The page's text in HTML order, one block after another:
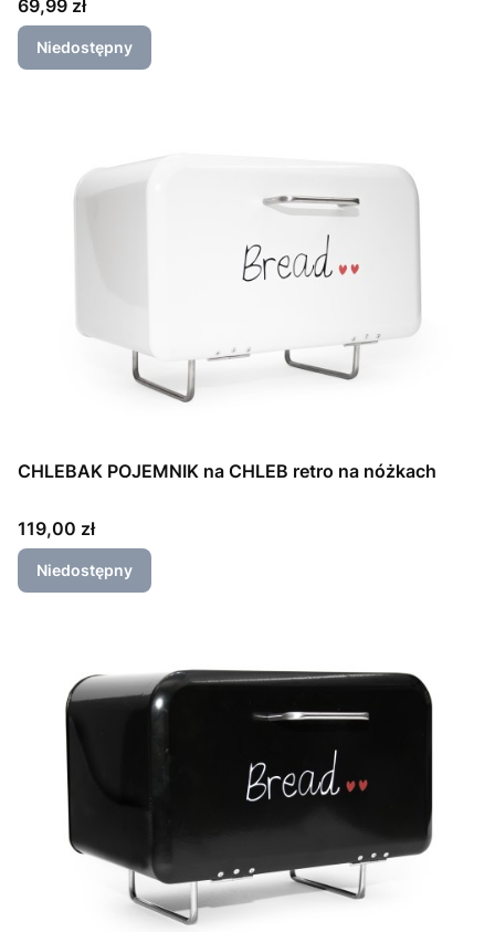
69,99 zł
Niedostępny
CHLEBAK POJEMNIK na CHLEB retro na nóżkach
Cena
119,00 zł
Niedostępny